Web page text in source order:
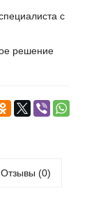
с
решение
Отзывы (0)